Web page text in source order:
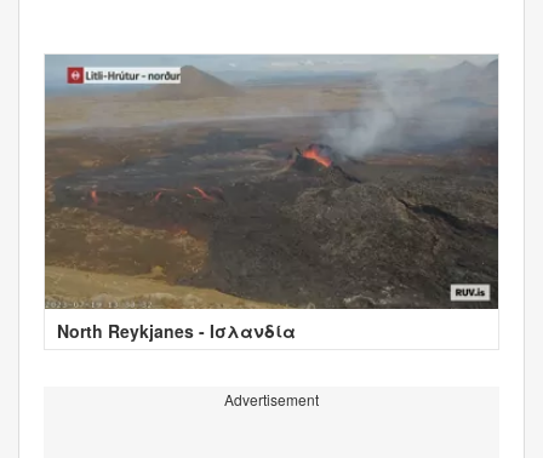
North Reykjanes - Ισλανδία
Advertisement